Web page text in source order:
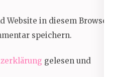
Website in diesem Browser
speichern.
gelesen und